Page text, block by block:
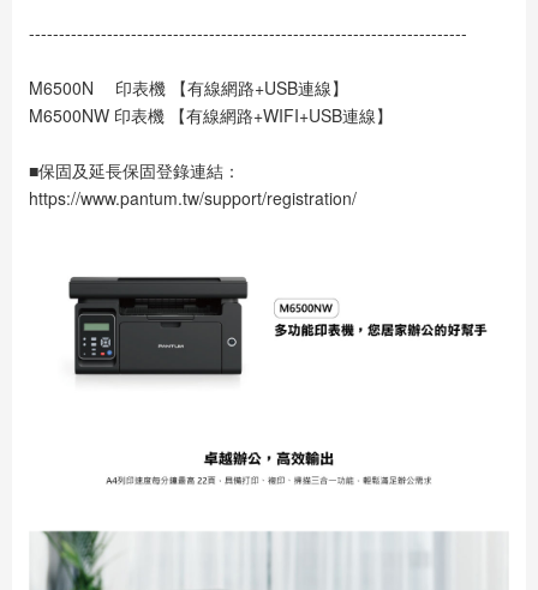
-------------------------------------------------------------------------
M6500N　 印表機 【有線網路+USB連線】
M6500NW 印表機 【有線網路+WIFI+USB連線】
■保固及延長保固登錄連結：
https://www.pantum.tw/support/registration/